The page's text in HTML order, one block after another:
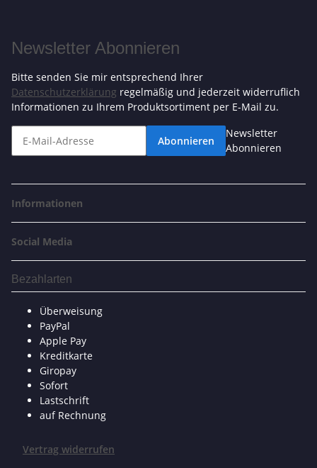
Newsletter Abonnieren
Bitte senden Sie mir entsprechend Ihrer
Datenschutzerklärung regelmäßig und jederzeit widerruflich
Informationen zu Ihrem Produktsortiment per E-Mail zu.
Abonnieren
Newsletter
Abonnieren
Informationen
Social Media
Bezahlarten
Überweisung
PayPal
Apple Pay
Kreditkarte
Giropay
Sofort
Lastschrift
auf Rechnung
Vertrag widerrufen